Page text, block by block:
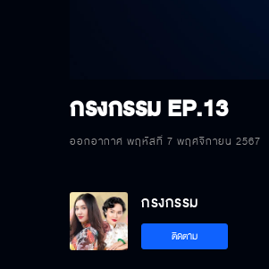
กรงกรรมEP.13
ออกอากาศ พฤหัสที่ 7 พฤศจิกายน 2567
กรงกรรม
ติดตาม